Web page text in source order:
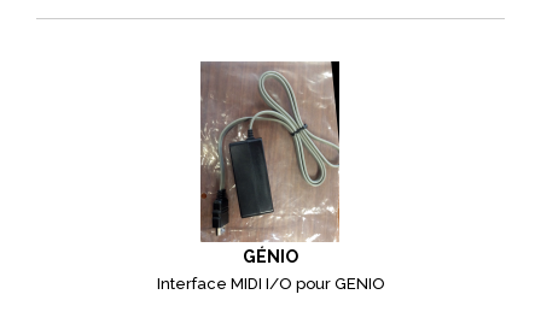
GÉNIO
Interface MIDI I/O pour GENIO